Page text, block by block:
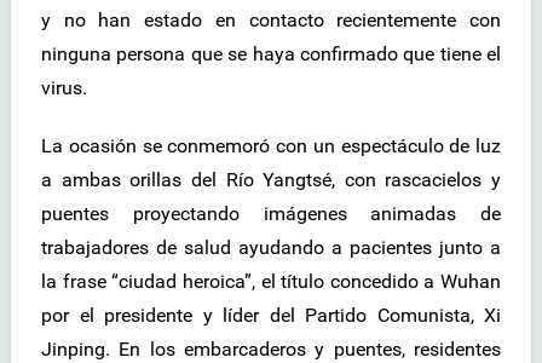
y no han estado en contacto recientemente con
ninguna persona que se haya confirmado que tiene el
virus.
La ocasión se conmemoró con un espectáculo de luz
a ambas orillas del Río Yangtsé, con rascacielos y
puentes proyectando imágenes animadas de
trabajadores de salud ayudando a pacientes junto a
la frase “ciudad heroica”, el título concedido a Wuhan
por el presidente y líder del Partido Comunista, Xi
Jinping. En los embarcaderos y puentes, residentes